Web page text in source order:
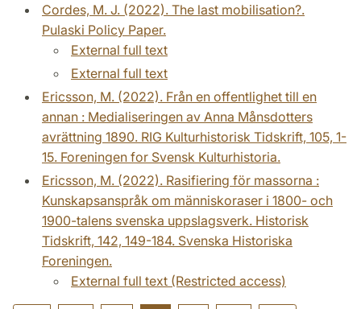
Cordes, M. J. (2022). The last mobilisation?.
Pulaski Policy Paper.
External full text
External full text
Ericsson, M. (2022). Från en offentlighet till en
annan : Medialiseringen av Anna Månsdotters
avrättning 1890. RIG Kulturhistorisk Tidskrift, 105, 1-
15. Foreningen for Svensk Kulturhistoria.
Ericsson, M. (2022). Rasifiering för massorna :
Kunskapsanspråk om människoraser i 1800- och
1900-talens svenska uppslagsverk. Historisk
Tidskrift, 142, 149-184. Svenska Historiska
Foreningen.
External full text (Restricted access)